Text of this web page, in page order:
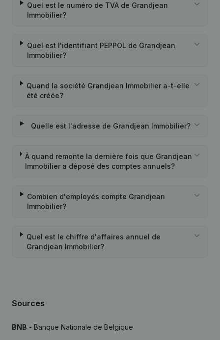
Quel est le numéro de TVA de Grandjean
Immobilier?
Quel est l'identifiant PEPPOL de Grandjean
Immobilier?
Quand la société Grandjean Immobilier a-t-elle
été créée?
Quelle est l'adresse de Grandjean Immobilier?
À quand remonte la dernière fois que Grandjean
Immobilier a déposé des comptes annuels?
Combien d'employés compte Grandjean
Immobilier?
Quel est le chiffre d'affaires annuel de
Grandjean Immobilier?
Sources
BNB - Banque Nationale de Belgique